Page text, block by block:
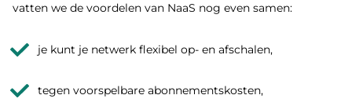
vatten we de voordelen van NaaS nog even samen:
je kunt je netwerk flexibel op- en afschalen,
tegen voorspelbare abonnementskosten,